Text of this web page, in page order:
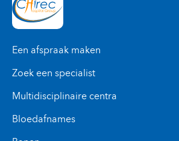
Een afspraak maken
Zoek een specialist
Multidisciplinaire centra
Bloedafnames